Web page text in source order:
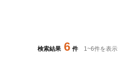
検索結果 6 件 1~6件を表示